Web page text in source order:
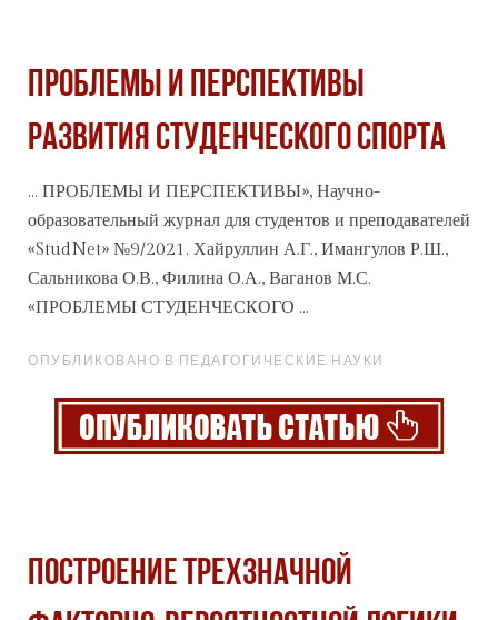
ПРОБЛЕМЫ И ПЕРСПЕКТИВЫ
РАЗВИТИЯ СТУДЕНЧЕСКОГО СПОРТА
... ПРОБЛЕМЫ И ПЕРСПЕКТИВЫ», Научно-
образовательный журнал для студентов и преподавателей
«StudNet» №9/2021. Хайруллин А.Г., Имангулов Р.Ш.,
Сальникова О.В., Филина О.А., Ваганов М.С.
«ПРОБЛЕМЫ СТУДЕНЧЕСКОГО ...
ОПУБЛИКОВАНО В ПЕДАГОГИЧЕСКИЕ НАУКИ
ПОСТРОЕНИЕ ТРЕХЗНАЧНОЙ